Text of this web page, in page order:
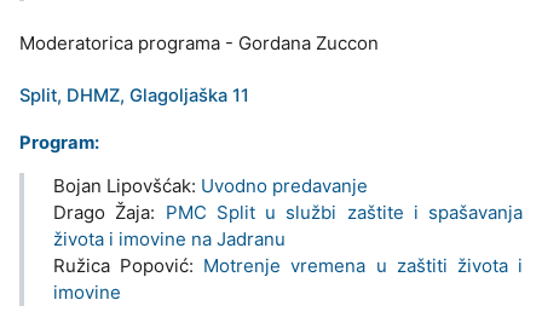
Moderatorica programa - Gordana Zuccon
Split, DHMZ, Glagoljaška 11
Program:
Bojan Lipovšćak: Uvodno predavanje
Drago Žaja: PMC Split u službi zaštite i spašavanja
života i imovine na Jadranu
Ružica Popović: Motrenje vremena u zaštiti života i
imovine